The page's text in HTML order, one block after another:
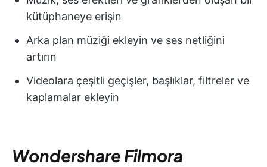
kütüphaneye erişin
Arka plan müziği ekleyin ve ses netliğini
artırın
Videolara çeşitli geçişler, başlıklar, filtreler ve
kaplamalar ekleyin
Wondershare Filmora